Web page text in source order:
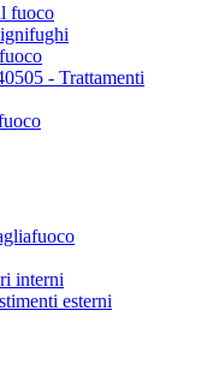
fuoco
- Trattamenti
interni
esterni